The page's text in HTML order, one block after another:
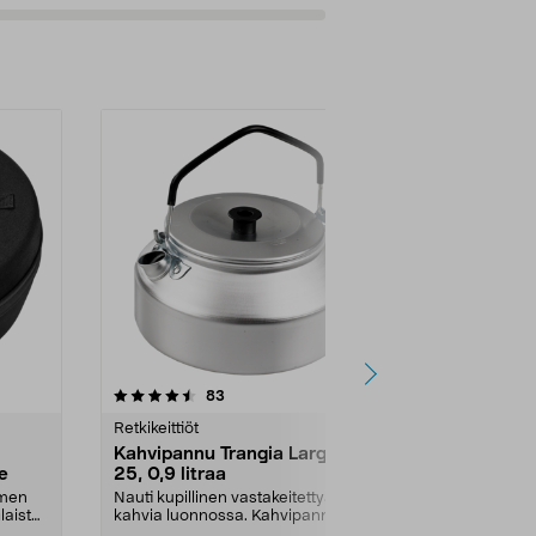
83
Retkikeittiöt
Kahvipannu Trangia Large
25, 0,9 litraa
Nauti kupillinen vastakeitettyä
kahvia luonnossa. Kahvipannu,